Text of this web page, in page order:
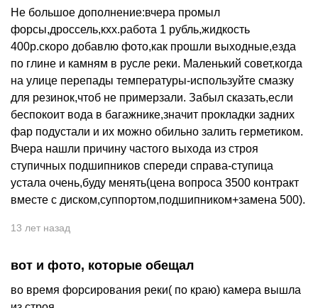
Не большое дополнение:вчера промыл
форсы,дроссель,кхх.работа 1 рубль,жидкость
400р.скоро добавлю фото,как прошли выходные,езда
по глине и камням в русле реки. Маленький совет,когда
на улице перепады температуры-используйте смазку
для резинок,чтоб не примерзали. Забыл сказать,если
беспокоит вода в багажнике,значит прокладки задних
фар подустали и их можно обильно залить герметиком.
Вчера нашли причину частого выхода из строя
ступичных подшипников спереди справа-ступица
устала очень,буду менять(цена вопроса 3500 контракт
вместе с диском,суппортом,подшипником+замена 500).
13 лет назад
вот и фото, которые обещал
во время форсирования реки( по краю) камера вышла